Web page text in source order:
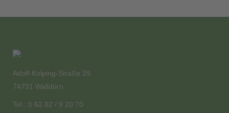
Adolf-Kolping-Straße 29
74731 Walldürn
Tel.: 0 62 82 / 9 20 70